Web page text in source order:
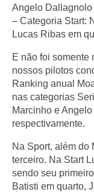
Angelo Dallagnolo
– Categoria Start:
Lucas Ribas em
E não foi somente
nossos pilotos
Ranking anual
nas categorias
Marcinho e
respectivamente.
Na Sport, além do
terceiro. Na Start
sendo seu
Batisti em quarto,